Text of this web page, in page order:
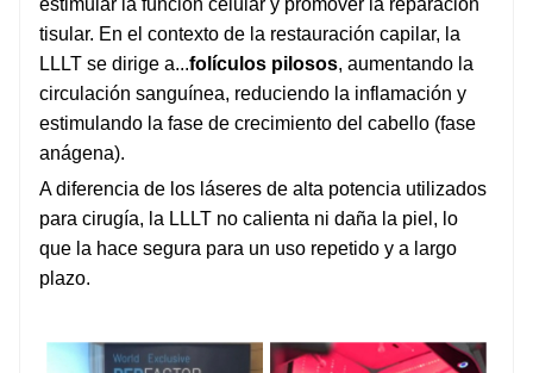
tisular. En el contexto de la restauración capilar, la
LLLT se dirige a...folículos pilosos, aumentando la
circulación sanguínea, reduciendo la inflamación y
estimulando la fase de crecimiento del cabello (fase
anágena).
A diferencia de los láseres de alta potencia utilizados
para cirugía, la LLLT no calienta ni daña la piel, lo
que la hace segura para un uso repetido y a largo
plazo.